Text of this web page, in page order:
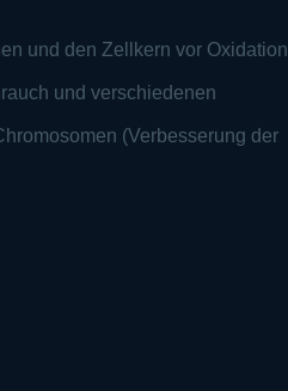
und den Zellkern vor Oxidation
und verschiedenen
(Verbesserung der